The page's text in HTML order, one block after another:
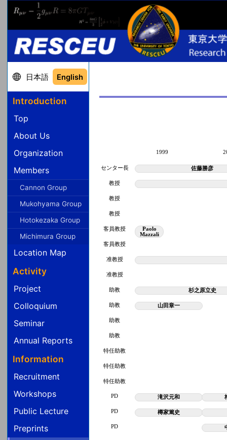
日本語 English
Introduction
Top
About Us
Organization
Members
Cannon Group
Mukohyama Group
Hotokezaka Group
Michimura Group
Location Map
Activity
Project
Colloquium
Seminar
Annual Reports
Information
Recruitment
Workshops
Public Lecture
Preprints
1999
センター長
教授
教授
教授
客員教授
客員教授
准教授
准教授
助教
助教
助教
助教
特任助教
特任助教
特任助教
PD
PD
PD
佐藤勝彦
Paolo
Mazzali
杉之原立史
山田章一
滝沢元和
樽家篤史